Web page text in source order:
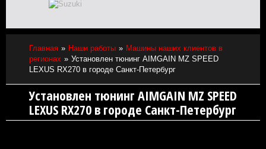
Главная Наши работы
Машины наших клиентов в
регионах
Установлен тюнинг AIMGAIN MZ SPEED
LEXUS RX270 в городе Санкт-Петербург
Установлен тюнинг AIMGAIN MZ SPEED
LEXUS RX270 в городе Санкт-Петербург